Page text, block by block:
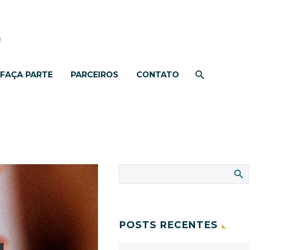
FAÇA PARTE PARCEIROS CONTATO
POSTS RECENTES